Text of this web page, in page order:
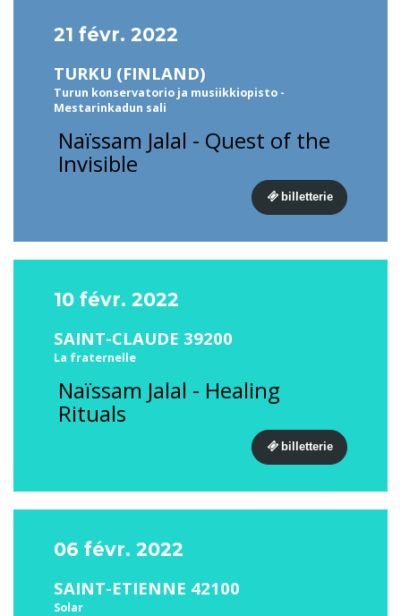
21 févr. 2022
TURKU (FINLAND)
Turun konservatorio ja musiikkiopisto -
Mestarinkadun sali
Naïssam Jalal - Quest of the
Invisible
billetterie
10 févr. 2022
SAINT-CLAUDE 39200
La fraternelle
Naïssam Jalal - Healing
Rituals
billetterie
06 févr. 2022
SAINT-ETIENNE 42100
Solar